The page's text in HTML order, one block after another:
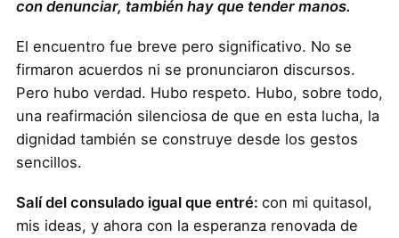
con denunciar, también hay que tender manos.
El encuentro fue breve pero significativo. No se
firmaron acuerdos ni se pronunciaron discursos.
Pero hubo verdad. Hubo respeto. Hubo, sobre todo,
una reafirmación silenciosa de que en esta lucha, la
dignidad también se construye desde los gestos
sencillos.
Salí del consulado igual que entré: con mi quitasol,
mis ideas, y ahora con la esperanza renovada de